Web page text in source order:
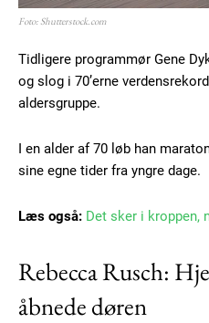
Foto: Shutterstock.com
Tidligere programmør Gene
og slog i 70’erne
aldersgruppe.
I en alder af 70 løb han
sine egne tider fra yngre dage.
Læs også: Det sker i kroppen,
Rebecca Rusch:
åbnede døren